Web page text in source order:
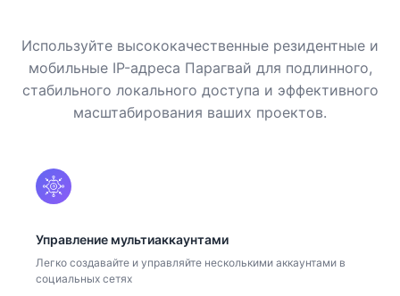
Используйте высококачественные резидентные и
мобильные IP-адреса Парагвай для подлинного,
стабильного локального доступа и эффективного
масштабирования ваших проектов.
Управление мультиаккаунтами
Легко создавайте и управляйте несколькими аккаунтами в
социальных сетях